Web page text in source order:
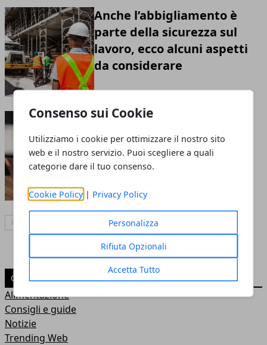
Consenso sui Cookie
Utilizziamo i cookie per ottimizzare il nostro sito
web e il nostro servizio. Puoi scegliere a quali
categorie dare il tuo consenso.
Cookie Policy | Privacy Policy
Personalizza
Rifiuta Opzionali
Accetta Tutto
Anche l’abbigliamento è
parte della sicurezza sul
lavoro, ecco alcuni aspetti
da considerare
Formazione professionale:
quando il minimo legale
non basta più
Articolo Successivo
CATEGORIE
Alimentazione
Consigli e guide
Notizie
Trending Web